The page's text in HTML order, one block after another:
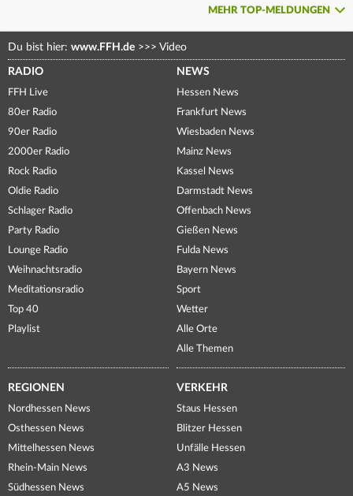
MEHR TOP-MELDUNGEN
Du bist hier: www.FFH.de >>> Video
RADIO
FFH Live
80er Radio
90er Radio
2000er Radio
Rock Radio
Oldie Radio
Schlager Radio
Party Radio
Lounge Radio
Weihnachtsradio
Meditationsradio
Top 40
Playlist
NEWS
Hessen News
Frankfurt News
Wiesbaden News
Mainz News
Kassel News
Darmstadt News
Offenbach News
Gießen News
Fulda News
Bayern News
Sport
Wetter
Alle Orte
Alle Themen
REGIONEN
Nordhessen News
Osthessen News
Mittelhessen News
Rhein-Main News
Südhessen News
VERKEHR
Staus Hessen
Blitzer Hessen
Unfälle Hessen
A3 News
A5 News